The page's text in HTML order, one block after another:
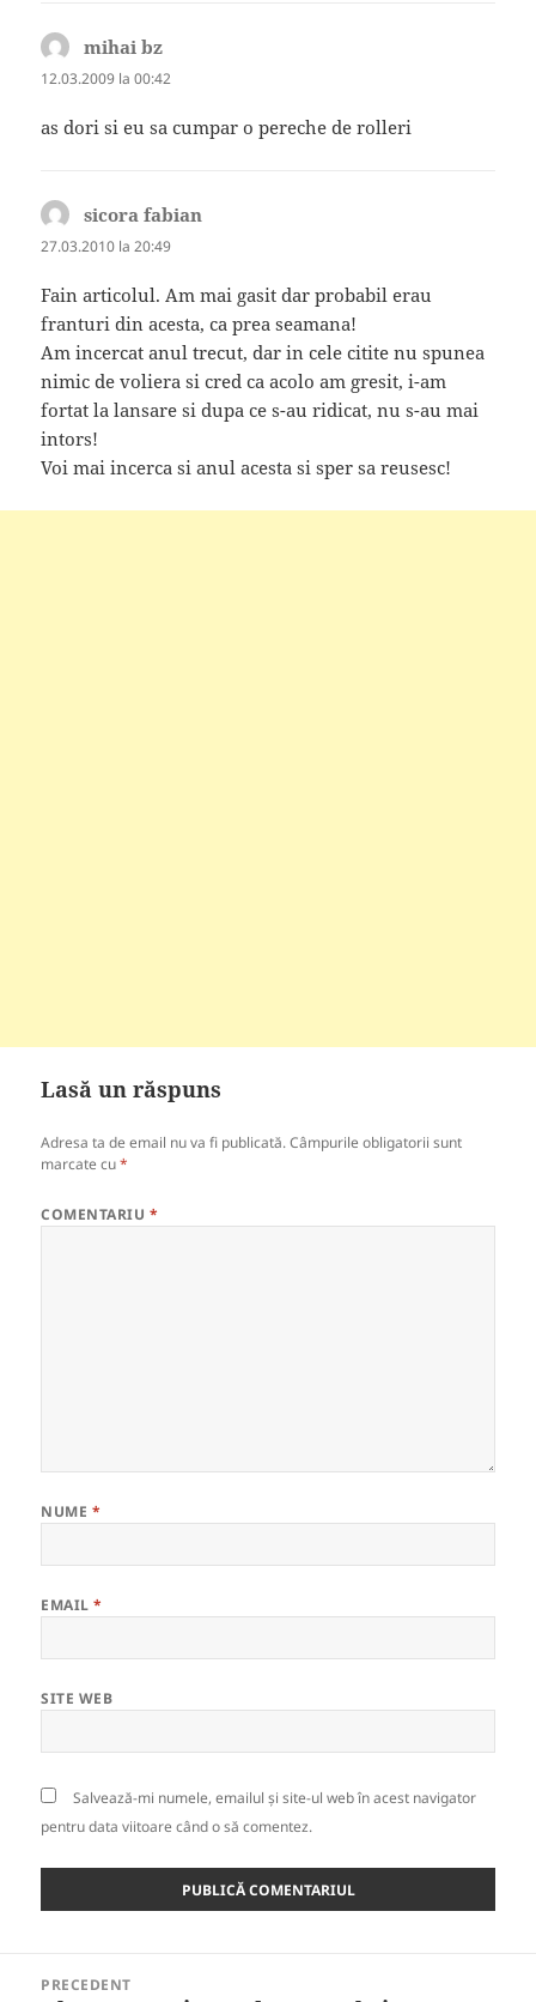
mihai bz
12.03.2009 la 00:42
as dori si eu sa cumpar o pereche de rolleri
sicora fabian
27.03.2010 la 20:49
Fain articolul. Am mai gasit dar probabil erau
franturi din acesta, ca prea seamana!
Am incercat anul trecut, dar in cele citite nu spunea
nimic de voliera si cred ca acolo am gresit, i-am
fortat la lansare si dupa ce s-au ridicat, nu s-au mai
intors!
Voi mai incerca si anul acesta si sper sa reusesc!
Lasă un răspuns
Adresa ta de email nu va fi publicată. Câmpurile obligatorii sunt
marcate cu*
COMENTARIU *
NUME *
EMAIL*
SITE WEB
Salvează-mi numele, emailul și site-ul web în acest navigator
pentru data viitoare când o să comentez.
PRECEDENT